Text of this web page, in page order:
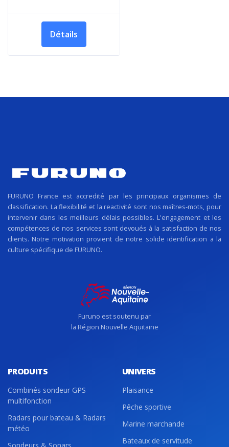
Détails
FURUNO France est accredité par les principaux organismes de
classification. La flexibilité et la reactivité sont nos maîtres-mots, pour
intervenir dans les meilleurs délais possibles. L'engagement et les
compétences de nos services sont devoués à la satisfaction de nos
clients. Notre motivation provient de notre solide identification a la
culture spécifique de FURUNO.
Furuno est soutenu par
la Région Nouvelle Aquitaine
PRODUITS
Combinés sondeur GPS
multifonction
Radars pour bateau & Radars
météo
UNIVERS
Plaisance
Pêche sportive
Marine marchande
Bateaux de servitude